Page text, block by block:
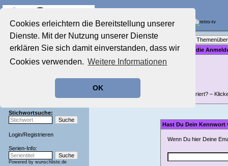
Cookies erleichtern die Bereitstellung unserer
Dienste. Mit der Nutzung unserer Dienste
erklären Sie sich damit einverstanden, dass wir
Cookies verwenden. Weitere Informationen
OK
Startseite
Aktuelles Forum
Film-Forum
Zeichentrick-Forum
Stichwortsuche:
Login/Registrieren
Serien-Info:
Powered by wunschliste.de
Bitte gib für die
Nicht registriert? –
Hast Du Dein Kennwort
Wenn Du hier Deine